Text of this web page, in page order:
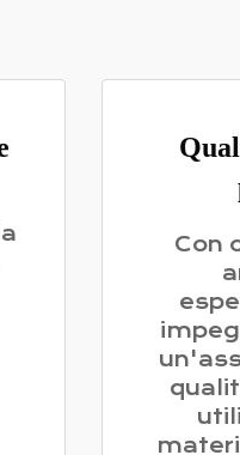
Con